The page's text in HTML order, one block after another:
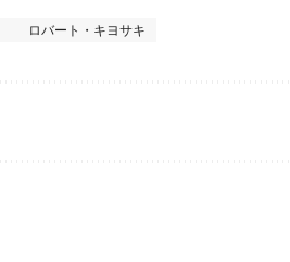
ロバート・キヨサキ